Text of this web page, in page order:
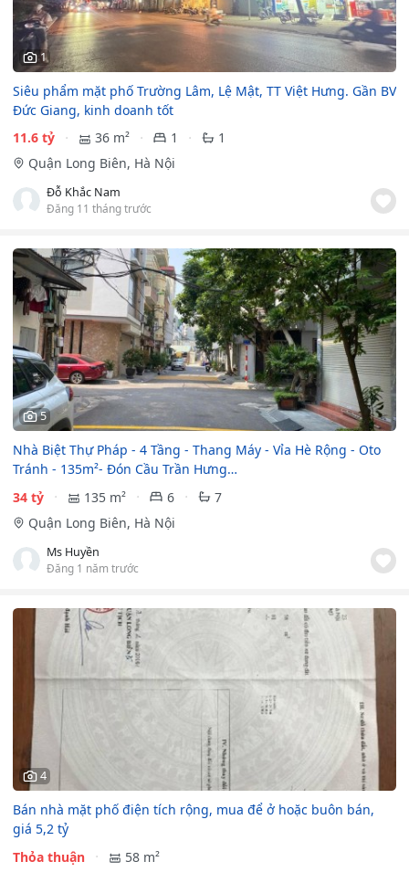
1
️Siêu phẩm mặt phố Trường Lâm, Lệ Mật, TT Việt Hưng. Gần BV
Đức Giang, kinh doanh tốt
11.6 tỷ
36 m² 1
1
Quận Long Biên, Hà Nội
Đỗ Khắc Nam
Đăng 11 tháng trước
5
Nhà Biệt Thự Pháp - 4 Tầng - Thang Máy - Vỉa Hè Rộng - Oto
Tránh - 135m²- Đón Cầu Trần Hưng…
34 tỷ
135 m² 6
7
Quận Long Biên, Hà Nội
Ms Huyền
Đăng 1 năm trước
4
Bán nhà mặt phố điện tích rộng, mua để ở hoặc buôn bán,
giá 5,2 tỷ
Thỏa thuận
58 m²